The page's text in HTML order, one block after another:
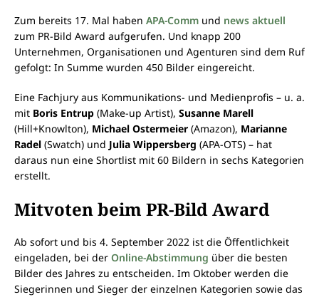
Zum bereits 17. Mal haben APA-Comm und news aktuell
zum PR-Bild Award aufgerufen. Und knapp 200
Unternehmen, Organisationen und Agenturen sind dem Ruf
gefolgt: In Summe wurden 450 Bilder eingereicht.
Eine Fachjury aus Kommunikations- und Medienprofis – u. a.
mit Boris Entrup (Make-up Artist), Susanne Marell
(Hill+Knowlton), Michael Ostermeier (Amazon), Marianne
Radel (Swatch) und Julia Wippersberg (APA-OTS) – hat
daraus nun eine Shortlist mit 60 Bildern in sechs Kategorien
erstellt.
Mitvoten beim PR-Bild Award
Ab sofort und bis 4. September 2022 ist die Öffentlichkeit
eingeladen, bei der Online-Abstimmung über die besten
Bilder des Jahres zu entscheiden. Im Oktober werden die
Siegerinnen und Sieger der einzelnen Kategorien sowie das